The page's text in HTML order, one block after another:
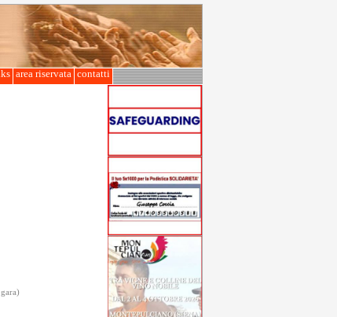
area riservata contatti